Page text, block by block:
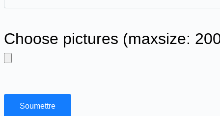
Choose pictures (maxsize:
Soumettre